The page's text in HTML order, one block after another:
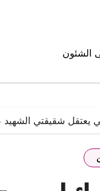
الشئون
يعتقل شقيقتي